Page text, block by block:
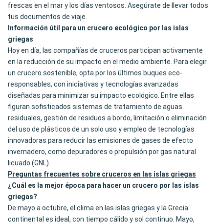
frescas en el mar y los días ventosos. Asegúrate de llevar todos
tus documentos de viaje.
Información útil para un crucero ecológico por las islas
griegas
Hoy en día, las compañías de cruceros participan activamente
en la reducción de su impacto en el medio ambiente. Para elegir
un crucero sostenible, opta por los últimos buques eco-
responsables, con iniciativas y tecnologías avanzadas
diseñadas para minimizar su impacto ecológico. Entre ellas
figuran sofisticados sistemas de tratamiento de aguas
residuales, gestión de residuos a bordo, limitación o eliminación
del uso de plásticos de un solo uso y empleo de tecnologías
innovadoras para reducir las emisiones de gases de efecto
invernadero, como depuradores o propulsión por gas natural
licuado (GNL).
Preguntas frecuentes sobre cruceros en las islas griegas
¿Cuál es la mejor época para hacer un crucero por las islas
griegas?
De mayo a octubre, el clima en las islas griegas y la Grecia
continental es ideal, con tiempo cálido y sol continuo. Mayo,